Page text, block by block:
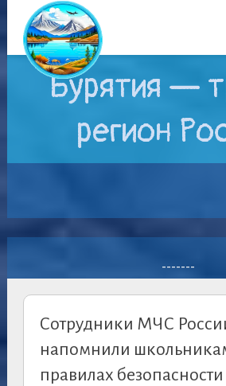
Бурятия —
регион
-------
Сотрудники МЧС
напомнили
правилах